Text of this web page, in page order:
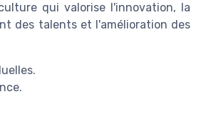
qui valorise l'innovation, la
des talents et l'amélioration des